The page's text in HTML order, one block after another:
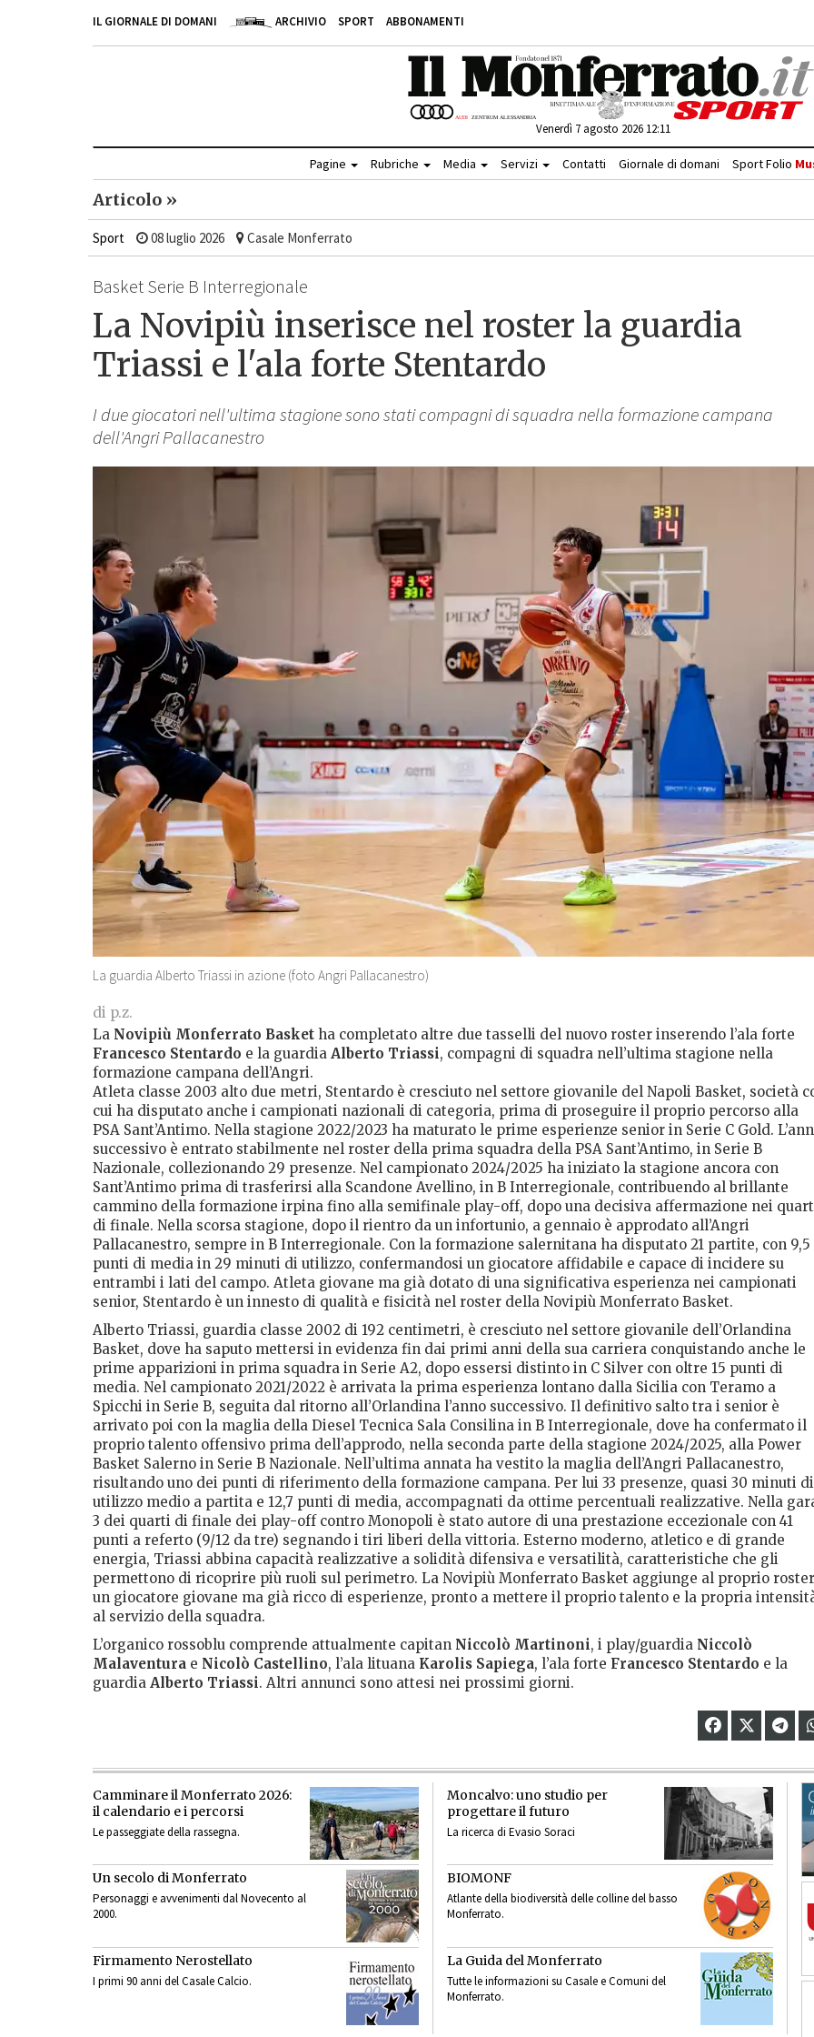
IL GIORNALE DI DOMANI ARCHIVIO SPORT ABBONAMENTI
Venerdì 7 agosto 2026 12:11
Pagine Rubriche Media Servizi Contatti Giornale di domani Sport Folio
Articolo »
Sport 08 luglio 2026 Casale Monferrato
Basket Serie B Interregionale
La Novipiù inserisce nel roster la guardia
Triassi e l'ala forte Stentardo
I due giocatori nell'ultima stagione sono stati compagni di squadra nella formazione campana
dell'Angri Pallacanestro
La guardia Alberto Triassi in azione (foto Angri Pallacanestro)
di p.z.
La Novipiù Monferrato Basket ha completato altre due tasselli del nuovo roster inserendo l’ala forte
Francesco Stentardo e la guardia Alberto Triassi, compagni di squadra nell’ultima stagione nella
formazione campana dell’Angri.
Atleta classe 2003 alto due metri, Stentardo è cresciuto nel settore giovanile del Napoli Basket, società
cui ha disputato anche i campionati nazionali di categoria, prima di proseguire il proprio percorso alla
PSA Sant’Antimo. Nella stagione 2022/2023 ha maturato le prime esperienze senior in Serie C Gold.
successivo è entrato stabilmente nel roster della prima squadra della PSA Sant’Antimo, in Serie B
Nazionale, collezionando 29 presenze. Nel campionato 2024/2025 ha iniziato la stagione ancora con
Sant’Antimo prima di trasferirsi alla Scandone Avellino, in B Interregionale, contribuendo al brillante
cammino della formazione irpina fino alla semifinale play-off, dopo una decisiva affermazione nei
di finale. Nella scorsa stagione, dopo il rientro da un infortunio, a gennaio è approdato all’Angri
Pallacanestro, sempre in B Interregionale. Con la formazione salernitana ha disputato 21 partite, con 9,5
punti di media in 29 minuti di utilizzo, confermandosi un giocatore affidabile e capace di incidere su
entrambi i lati del campo. Atleta giovane ma già dotato di una significativa esperienza nei campionati
senior, Stentardo è un innesto di qualità e fisicità nel roster della Novipiù Monferrato Basket.
Alberto Triassi, guardia classe 2002 di 192 centimetri, è cresciuto nel settore giovanile dell’Orlandina
Basket, dove ha saputo mettersi in evidenza fin dai primi anni della sua carriera conquistando anche le
prime apparizioni in prima squadra in Serie A2, dopo essersi distinto in C Silver con oltre 15 punti di
media. Nel campionato 2021/2022 è arrivata la prima esperienza lontano dalla Sicilia con Teramo a
Spicchi in Serie B, seguita dal ritorno all’Orlandina l’anno successivo. Il definitivo salto tra i senior è
arrivato poi con la maglia della Diesel Tecnica Sala Consilina in B Interregionale, dove ha confermato il
proprio talento offensivo prima dell’approdo, nella seconda parte della stagione 2024/2025, alla Power
Basket Salerno in Serie B Nazionale. Nell’ultima annata ha vestito la maglia dell’Angri Pallacanestro,
risultando uno dei punti di riferimento della formazione campana. Per lui 33 presenze, quasi 30 minuti di
utilizzo medio a partita e 12,7 punti di media, accompagnati da ottime percentuali realizzative. Nella
3 dei quarti di finale dei play-off contro Monopoli è stato autore di una prestazione eccezionale con 41
punti a referto (9/12 da tre) segnando i tiri liberi della vittoria. Esterno moderno, atletico e di grande
energia, Triassi abbina capacità realizzative a solidità difensiva e versatilità, caratteristiche che gli
permettono di ricoprire più ruoli sul perimetro. La Novipiù Monferrato Basket aggiunge al proprio roster
un giocatore giovane ma già ricco di esperienze, pronto a mettere il proprio talento e la propria
al servizio della squadra.
L’organico rossoblu comprende attualmente capitan Niccolò Martinoni, i play/guardia Niccolò
Malaventura e Nicolò Castellino, l’ala lituana Karolis Sapiega, l’ala forte Francesco Stentardo e la
guardia Alberto Triassi. Altri annunci sono attesi nei prossimi giorni.
Camminare il Monferrato 2026:
il calendario e i percorsi
Le passeggiate della rassegna.
Un secolo di Monferrato
Personaggi e avvenimenti dal Novecento al
2000.
Firmamento Nerostellato
I primi 90 anni del Casale Calcio.
Moncalvo: uno studio per
progettare il futuro
La ricerca di Evasio Soraci
BIOMONF
Atlante della biodiversità delle colline del basso
Monferrato.
La Guida del Monferrato
Tutte le informazioni su Casale e Comuni del
Monferrato.